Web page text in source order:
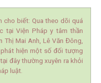
biết: Qua theo dõi quá
tại Viện Pháp y tâm thần
Mai Anh, Lê Văn Đông,
hiện một số đối tượng
đây thường xuyên ra khỏi
luật.